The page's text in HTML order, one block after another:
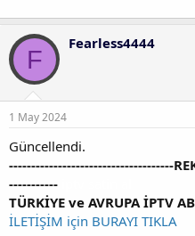
F
Fearless4444
1 May 2024
Güncellendi.
-------------------------------------
-----------
TÜRKİYE ve AVRUPA İPTV
İLETİŞİM için BURAYI TIKLA